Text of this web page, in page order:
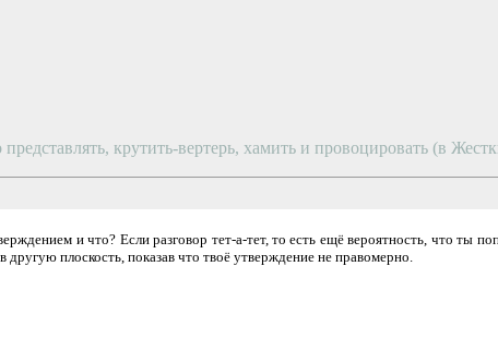
крутить-вертерь, хамить и провоцировать (в
и что? Если разговор тет-а-тет, то есть ещё вероятность, что
плоскость, показав что твоё утверждение не правомерно.